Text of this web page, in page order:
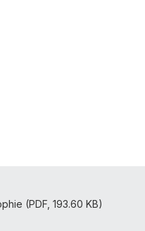
(PDF, 193.60 KB)